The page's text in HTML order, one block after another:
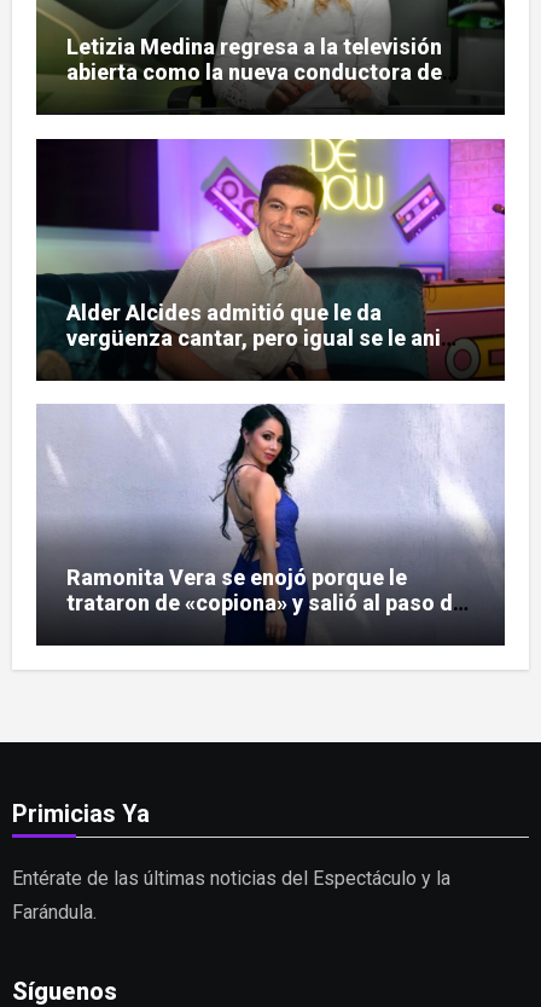
Letizia Medina regresa a la televisión
abierta como la nueva conductora de
«Pulso Urbano»
Alder Alcides admitió que le da
vergüenza cantar, pero igual se le animó
a Soda Stereo
Ramonita Vera se enojó porque le
trataron de «copiona» y salió al paso de
Primicias Ya
Entérate de las últimas noticias del Espectáculo y la
Farándula.
Síguenos